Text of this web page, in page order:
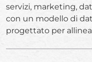
servizi, marketing,
con un modello di
progettato per